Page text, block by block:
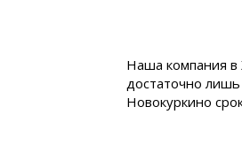
Наша компания в
достаточно
Новокуркино